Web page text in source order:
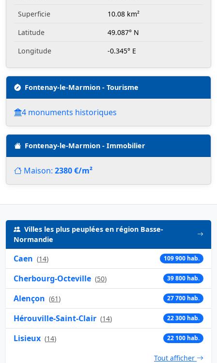
Superficie
10.08 km²
Latitude
49.087° N
Longitude
-0.345° E
Fontenay-le-Marmion - Tourisme
4 monuments historiques
Fontenay-le-Marmion - Immobilier
Maison: 2380 €/m²
Villes les plus peuplées en région Basse-
Normandie
Caen (14) 109 900 hab.
Cherbourg-Octeville (50) 39 800 hab.
Alençon (61) 27 700 hab.
Hérouville-Saint-Clair (14) 22 300 hab.
Lisieux (14) 22 100 hab.
Tout afficher